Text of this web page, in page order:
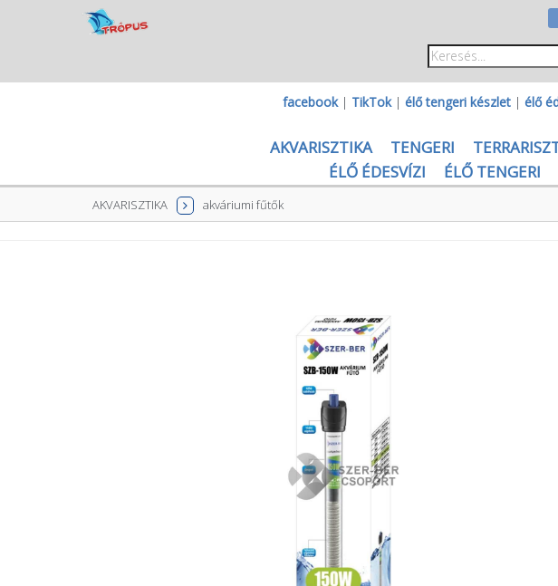
facebook| TikTok| élő tengeri készlet | élő
AKVARISZTIKA TENGERI
ÉLŐ ÉDESVÍZI
ÉLŐ TENGERI
AKVARISZTIKA akváriumi fűtők